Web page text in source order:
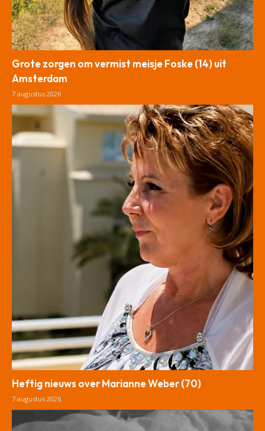
Grote zorgen om vermist meisje Foske (14) uit
Amsterdam
7 augustus 2026
Heftig nieuws over Marianne Weber (70)
7 augustus 2026